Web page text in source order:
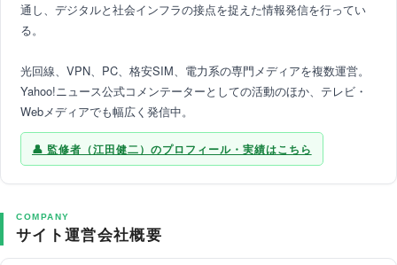
通し、デジタルと社会インフラの接点を捉えた情報発信を行ってい
る。
光回線、VPN、PC、格安SIM、電力系の専門メディアを複数運営。
Yahoo!ニュース公式コメンテーターとしての活動のほか、テレビ・
Webメディアでも幅広く発信中。
監修者（江田健二）のプロフィール・実績はこちら
COMPANY
サイト運営会社概要